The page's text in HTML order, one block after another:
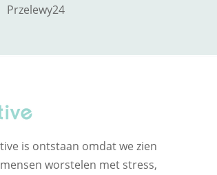
Przelewy24
is ontstaan omdat we zien
worstelen met stress,